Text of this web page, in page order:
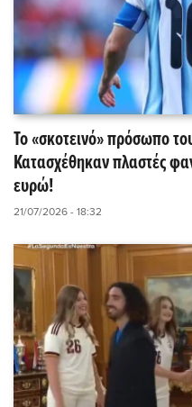
Το «σκοτεινό» πρόσωπο
Κατασχέθηκαν πλαστές
ευρώ!
21/07/2026 - 18:32